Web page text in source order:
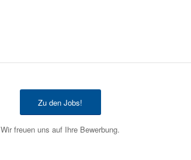
Zu den Jobs!
Wir freuen uns auf Ihre Bewerbung.